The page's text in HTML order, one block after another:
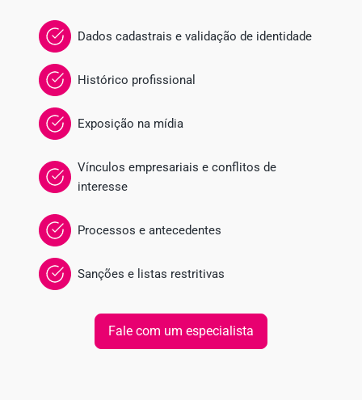
Dados cadastrais e validação de identidade
Histórico profissional
Exposição na mídia
Vínculos empresariais e conflitos de
interesse
Processos e antecedentes
Sanções e listas restritivas
Fale com um especialista